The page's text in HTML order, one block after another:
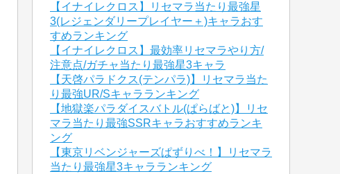
【イナイレクロス】リセマラ当たり最強星
3(レジェンダリープレイヤー＋)キャラおす
すめランキング
【イナイレクロス】最効率リセマラやり方/
注意点/ガチャ当たり最強星3キャラ
【天啓パラドクス(テンパラ)】リセマラ当た
り最強UR/Sキャラランキング
【地獄楽パラダイスバトル(ぱらばと)】リセ
マラ当たり最強SSRキャラおすすめランキ
ング
【東京リベンジャーズぱずりべ！】リセマラ
当たり最強星3キャラランキング